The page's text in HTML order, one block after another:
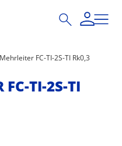
FC-TI-2S-TI Rk0,3
FC-TI-2S-TI